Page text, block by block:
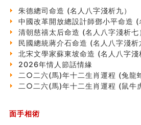
八字算命：女命八字里日坐伤官克夫
六爻算卦：我俩之间是否还命中有
订婚就是定结婚日子吗
清朝慈禧太后命造 (名人八字淺析七
玄空本义 (三)
飞灵山传说故事
命理解说：想请问什么时候能够遇到
商舖選址的風水講究 (下)
吉凶神跳上大运时的断法【四柱技巧
刘燮鈞讲人相 手纹与命运(一)
朱德總司命造 (名⼈⼋字淺析九）
中國改革開放總設計師鄧小平命造 (
清朝慈禧太后命造 (名人八字淺析七
民國總統蔣介石命造 (名人八字淺析
北宋文學家蘇東坡命造 (名人八字淺
2026年情人節話情緣
二○二六(馬)年十二生肖運程 (兔龍
二○二六(馬)年十二生肖運程 (鼠牛
面手相術